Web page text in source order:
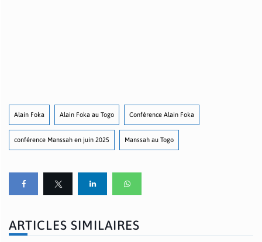
Alain Foka Alain Foka au Togo Conférence Alain Foka
conférence Manssah en juin 2025 Manssah au Togo
ARTICLES SIMILAIRES